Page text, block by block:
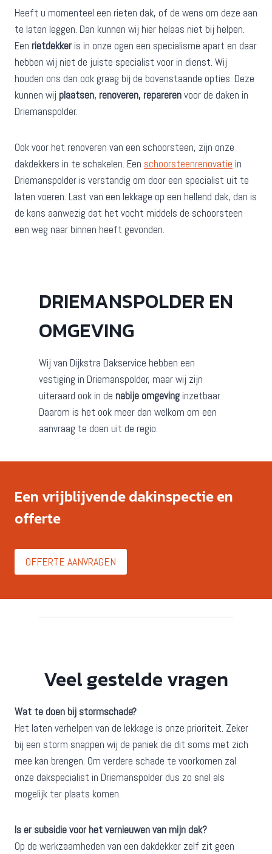
Heeft u momenteel een rieten dak, of de wens om deze aan
te laten leggen. Dan kunnen wij hier helaas niet bij helpen.
Een rietdekker is in onze ogen een specialisme apart en daar
hebben wij niet de juiste specialist voor in dienst. Wij
houden ons dan ook graag bij de bovenstaande opties. Deze
kunnen wij plaatsen, renoveren, reparerenvoor de daken in
Driemanspolder.
Ook voor het renoveren van een schoorsteen, zijn onze
dakdekkers in te schakelen. Een schoorsteenrenovatie in
Driemanspolder is verstandig om door een specialist uit te
laten voeren. Last van een lekkage op een hellend dak, dan is
de kans aanwezig dat het vocht middels de schoorsteen
een weg naar binnen heeft gevonden.
DRIEMANSPOLDER EN
OMGEVING
Wij van Dijkstra Dakservice hebben een
vestiging in Driemanspolder, maar wij zijn
uiteraard ook in de nabije omgeving inzetbaar.
Daarom is het ook meer dan welkom om een
aanvraag te doen uit de regio.
Een vrijblijvende dakinspectie en
offerte
OFFERTE AANVRAGEN
Veel gestelde vragen
Wat te doen bij stormschade?
Het laten verhelpen van de lekkage is onze prioriteit. Zeker
bij een storm snappen wij de paniek die dit soms met zich
mee kan brengen. Om verdere schade te voorkomen zal
onze dakspecialist in Driemanspolder dus zo snel als
mogelijk ter plaats komen.
Is er subsidie voor het vernieuwen van mijn dak?
Op de werkzaamheden van een dakdekker zelf zit geen